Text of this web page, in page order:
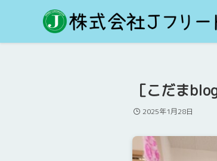
［こだま
2025年1月28日